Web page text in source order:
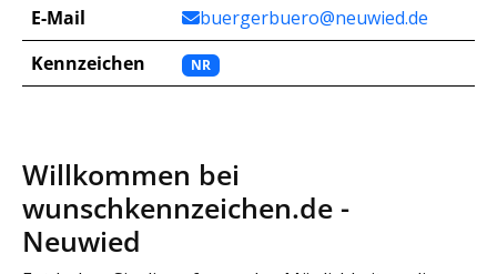
E-Mail
buergerbuero@neuwied.de
Kennzeichen
NR
Willkommen bei
wunschkennzeichen.de -
Neuwied